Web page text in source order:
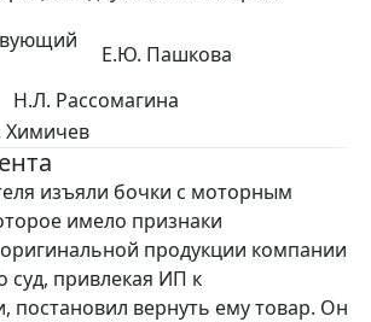
Е.Ю. Пашкова
Н.Л. Рассомагина
Химичев
изъяли бочки с моторным
имело признаки
оригинальной продукции компании
суд, привлекая ИП к
постановил вернуть ему товар. Он